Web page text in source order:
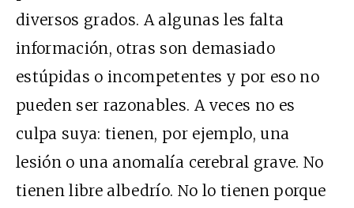
diversos grados. A algunas les falta
información, otras son demasiado
estúpidas o incompetentes y por eso no
pueden ser razonables. A veces no es
culpa suya: tienen, por ejemplo, una
lesión o una anomalía cerebral grave. No
tienen libre albedrío. No lo tienen porque